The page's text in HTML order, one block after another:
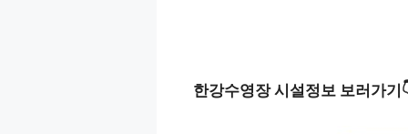
한강수영장 시설정보 보러가기